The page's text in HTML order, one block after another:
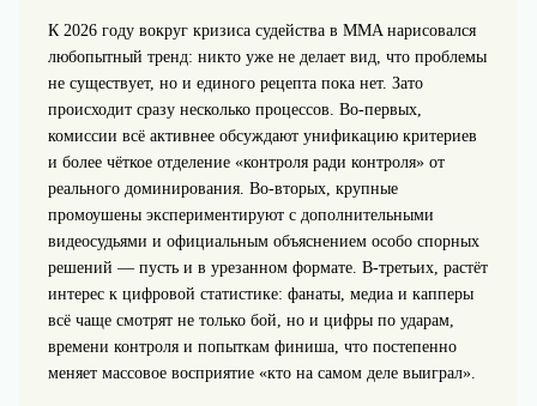
К 2026 году вокруг кризиса судейства в MMA нарисовался
любопытный тренд: никто уже не делает вид, что проблемы
не существует, но и единого рецепта пока нет. Зато
происходит сразу несколько процессов. Во‑первых,
комиссии всё активнее обсуждают унификацию критериев
и более чёткое отделение «контроля ради контроля» от
реального доминирования. Во‑вторых, крупные
промоушены экспериментируют с дополнительными
видеосудьями и официальным объяснением особо спорных
решений — пусть и в урезанном формате. В‑третьих, растёт
интерес к цифровой статистике: фанаты, медиа и капперы
всё чаще смотрят не только бой, но и цифры по ударам,
времени контроля и попыткам финиша, что постепенно
меняет массовое восприятие «кто на самом деле выиграл».